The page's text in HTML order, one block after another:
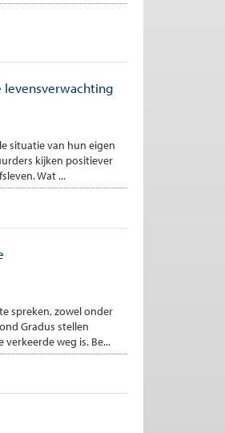
levensverwachting
situatie van hun eigen
kijken positiever
Wat ...
spreken, zowel onder
Gradus stellen
weg is. Be...